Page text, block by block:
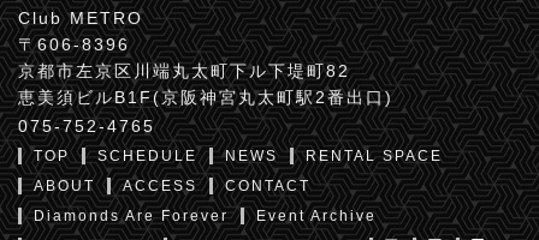
Club METRO
〒606-8396
京都市左京区川端丸太町下ル下堤町82
恵美須ビルB1F(京阪神宮丸太町駅2番出口)
075-752-4765
TOP SCHEDULE NEWS
RENTAL SPACE
ABOUT
ACCESS
CONTACT
Diamonds Are Forever
Event Archive